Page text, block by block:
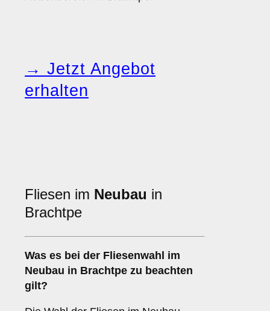
→ Jetzt Angebot
erhalten
Fliesen im Neubau in
Brachtpe
Was es bei der Fliesenwahl im
Neubau in Brachtpe zu beachten
gilt?